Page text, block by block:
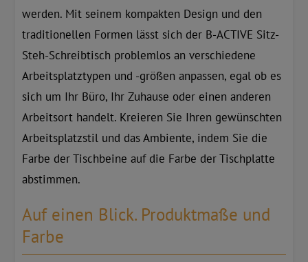
werden. Mit seinem kompakten Design und den
traditionellen Formen lässt sich der B-ACTIVE Sitz-
Steh-Schreibtisch problemlos an verschiedene
Arbeitsplatztypen und -größen anpassen, egal ob es
sich um Ihr Büro, Ihr Zuhause oder einen anderen
Arbeitsort handelt. Kreieren Sie Ihren gewünschten
Arbeitsplatzstil und das Ambiente, indem Sie die
Farbe der Tischbeine auf die Farbe der Tischplatte
abstimmen.
Auf einen Blick. Produktmaße und
Farbe